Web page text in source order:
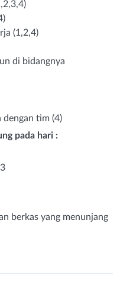
(1,2,4)
di bidangnya
dengan tim (4)
pada hari :
berkas yang menunjang